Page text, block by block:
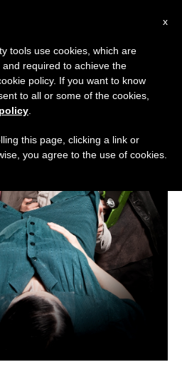
x
tools use cookies, which are
required to achieve the
policy. If you want to know
to all or some of the cookies,
this page, clicking a link or
you agree to the use of cookies.